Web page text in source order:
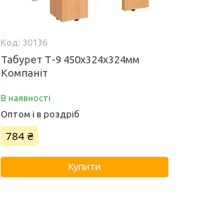
30136
Табурет Т-9 450х324х324мм
Компаніт
В наявності
Оптом і в роздріб
784 ₴
Купити